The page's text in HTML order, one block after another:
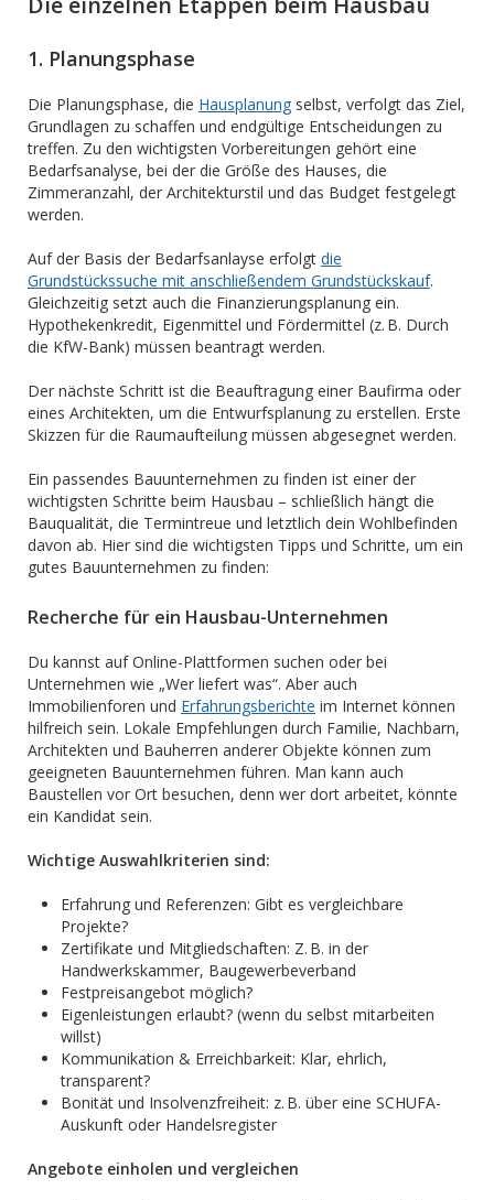
1. Planungsphase
Die Planungsphase, die Hausplanung selbst, verfolgt das Ziel,
Grundlagen zu schaffen und endgültige Entscheidungen zu
treffen. Zu den wichtigsten Vorbereitungen gehört eine
Bedarfsanalyse, bei der die Größe des Hauses, die
Zimmeranzahl, der Architekturstil und das Budget festgelegt
werden.
Auf der Basis der Bedarfsanlayse erfolgt die
Grundstückssuche mit anschließendem Grundstückskauf.
Gleichzeitig setzt auch die Finanzierungsplanung ein.
Hypothekenkredit, Eigenmittel und Fördermittel (z. B. Durch
die KfW-Bank) müssen beantragt werden.
Der nächste Schritt ist die Beauftragung einer Baufirma oder
eines Architekten, um die Entwurfsplanung zu erstellen. Erste
Skizzen für die Raumaufteilung müssen abgesegnet werden.
Ein passendes Bauunternehmen zu finden ist einer der
wichtigsten Schritte beim Hausbau – schließlich hängt die
Bauqualität, die Termintreue und letztlich dein Wohlbefinden
davon ab. Hier sind die wichtigsten Tipps und Schritte, um ein
gutes Bauunternehmen zu finden:
Recherche für ein Hausbau-Unternehmen
Du kannst auf Online-Plattformen suchen oder bei
Unternehmen wie „Wer liefert was“. Aber auch
Immobilienforen und Erfahrungsberichte im Internet können
hilfreich sein. Lokale Empfehlungen durch Familie, Nachbarn,
Architekten und Bauherren anderer Objekte können zum
geeigneten Bauunternehmen führen. Man kann auch
Baustellen vor Ort besuchen, denn wer dort arbeitet, könnte
ein Kandidat sein.
Wichtige Auswahlkriterien sind:
Erfahrung und Referenzen: Gibt es vergleichbare
Projekte?
Zertifikate und Mitgliedschaften: Z. B. in der
Handwerkskammer, Baugewerbeverband
Festpreisangebot möglich?
Eigenleistungen erlaubt? (wenn du selbst mitarbeiten
willst)
Kommunikation & Erreichbarkeit: Klar, ehrlich,
transparent?
Bonität und Insolvenzfreiheit: z. B. über eine SCHUFA-
Auskunft oder Handelsregister
Angebote einholen und vergleichen